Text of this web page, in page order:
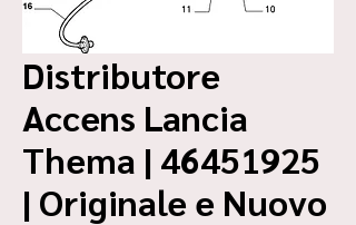
Distributore
Accens Lancia
Thema | 46451925
| Originale e Nuovo